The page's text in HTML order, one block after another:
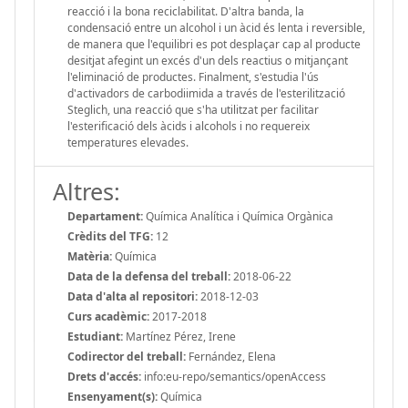
reacció i la bona reciclabilitat. D'altra banda, la
condensació entre un alcohol i un àcid és lenta i reversible,
de manera que l'equilibri es pot desplaçar cap al producte
desitjat afegint un excés d'un dels reactius o mitjançant
l'eliminació de productes. Finalment, s'estudia l'ús
d'activadors de carbodiimida a través de l'esterilització
Steglich, una reacció que s'ha utilitzat per facilitar
l'esterificació dels àcids i alcohols i no requereix
temperatures elevades.
Altres:
Departament:Química Analítica i Química Orgànica
Crèdits del TFG: 12
Matèria:Química
Data de la defensa del treball:2018-06-22
Data d'alta al repositori:2018-12-03
Curs acadèmic:2017-2018
Estudiant: Martínez Pérez, Irene
Codirector del treball: Fernández, Elena
Drets d'accés: info:eu-repo/semantics/openAccess
Ensenyament(s):Química